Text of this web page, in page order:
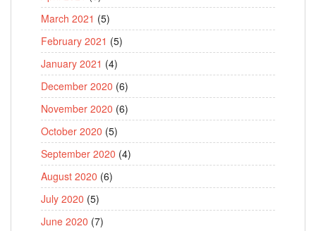
March 2021 (5)
February 2021 (5)
January 2021 (4)
December 2020 (6)
November 2020 (6)
October 2020 (5)
September 2020 (4)
August 2020 (6)
July 2020 (5)
June 2020 (7)